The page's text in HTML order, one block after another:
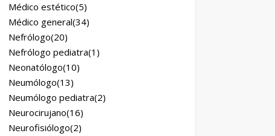
Médico estético(5)
Médico general(34)
Nefrólogo(20)
Nefrólogo pediatra(1)
Neonatólogo(10)
Neumólogo(13)
Neumólogo pediatra(2)
Neurocirujano(16)
Neurofisiólogo(2)